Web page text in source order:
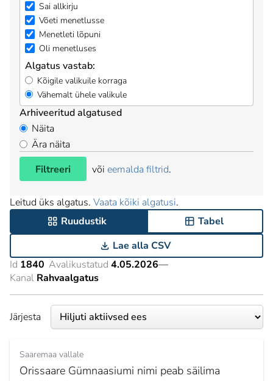
Sai allkirju
Võeti menetlusse
Menetleti lõpuni
Oli menetluses
Algatus vastab:
Kõigile valikuile korraga
Vähemalt ühele valikule
Arhiveeritud algatused
Näita
Ära näita
Filtreeri
või eemalda filtrid.
Leitud üks algatus. Vaata kõiki algatusi.
Ruudustik
Tabel
Lae alla CSV
Id 1840 Avalikustatud 4.05.2026—
Kanal Rahvaalgatus
Järjesta
Saaremaa vallale
Orissaare Gümnaasiumi nimi peab säilima